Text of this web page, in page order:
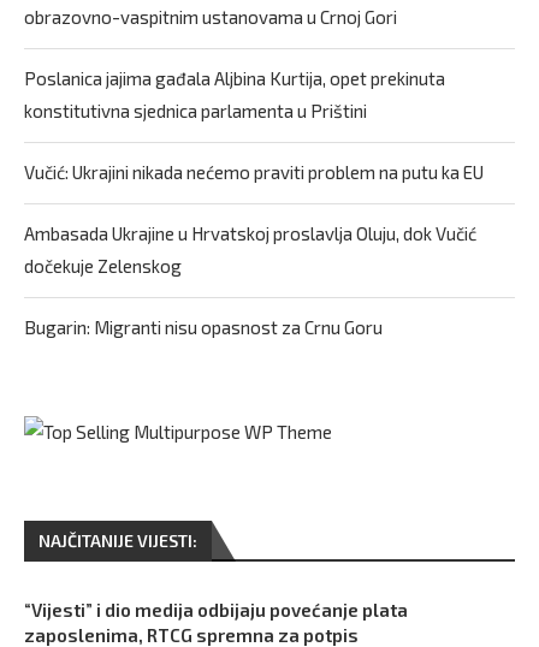
obrazovno-vaspitnim ustanovama u Crnoj Gori
Poslanica jajima gađala Aljbina Kurtija, opet prekinuta
konstitutivna sjednica parlamenta u Prištini
Vučić: Ukrajini nikada nećemo praviti problem na putu ka EU
Ambasada Ukrajine u Hrvatskoj proslavlja Oluju, dok Vučić
dočekuje Zelenskog
Bugarin: Migranti nisu opasnost za Crnu Goru
NAJČITANIJE VIJESTI:
“Vijesti” i dio medija odbijaju povećanje plata
zaposlenima, RTCG spremna za potpis